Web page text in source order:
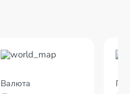
Валюта